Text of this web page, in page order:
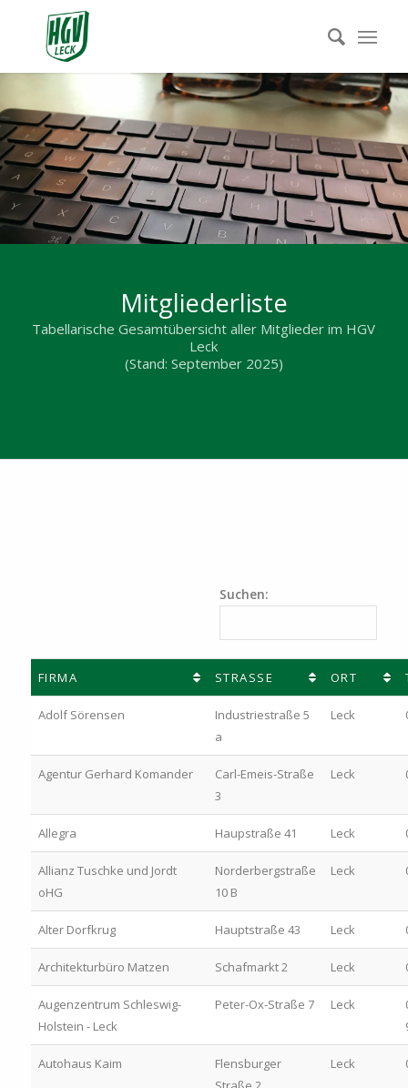
Mitgliederliste
Tabellarische Gesamtübersicht aller Mitglieder im HGV
Leck
(Stand: September 2025)
Suchen:
FIRMA STRASSE ORT
Adolf Sörensen
Industriestraße 5
a
Leck
Agentur Gerhard Komander
Carl-Emeis-Straße
3
Leck
Allegra Haupstraße 41 Leck
Allianz Tuschke und Jordt
oHG
Norderbergstraße
10 B
Leck
Alter Dorfkrug Hauptstraße 43 Leck
Architekturbüro Matzen Schafmarkt 2 Leck
Augenzentrum Schleswig-
Holstein - Leck
Peter-Ox-Straße 7 Leck
Autohaus Kaim
Flensburger
Leck